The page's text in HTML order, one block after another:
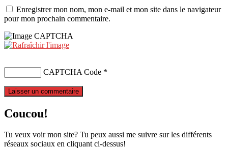
Enregistrer mon nom, mon e-mail et mon site dans le navigateur
pour mon prochain commentaire.
CAPTCHA Code *
Coucou!
Tu veux voir mon site? Tu peux aussi me suivre sur les différents
réseaux sociaux en cliquant ci-dessus!